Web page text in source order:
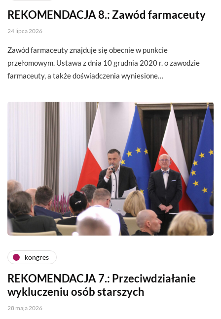
REKOMENDACJA 8.: Zawód farmaceuty
24 lipca 2026
Zawód farmaceuty znajduje się obecnie w punkcie
przełomowym. Ustawa z dnia 10 grudnia 2020 r. o zawodzie
farmaceuty, a także doświadczenia wyniesione…
kongres
REKOMENDACJA 7.: Przeciwdziałanie
wykluczeniu osób starszych
28 maja 2026